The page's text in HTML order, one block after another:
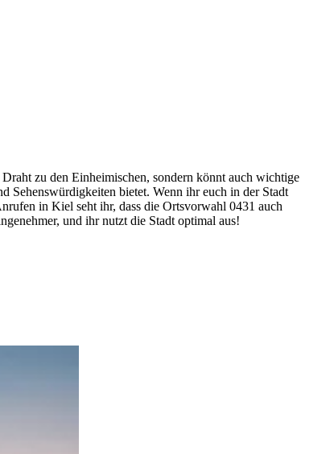
zu den Einheimischen, sondern könnt auch wichtige
bietet. Wenn ihr euch in der Stadt
in Kiel seht ihr, dass die Ortsvorwahl 0431 auch
und ihr nutzt die Stadt optimal aus!